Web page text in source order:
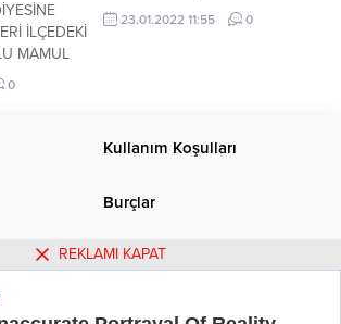
İLÇEDEKİ
MAMUL
SAĞLIK
0
23.01.2022 11:55 0
Kullanım Koşulları
Burçlar
Künye
REKLAMI KAPAT